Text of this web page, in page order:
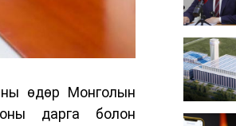
өдөр Монголын
дарга болон